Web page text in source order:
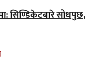
सिण्डिकेटबारे सोधपुछ,